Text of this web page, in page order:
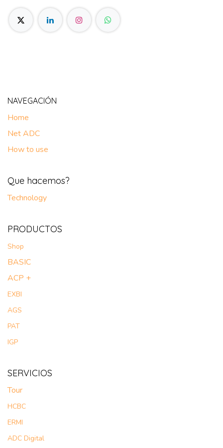
NAVEGACIÓN
Home
Net ADC
How to use
Que hacemos?
Technology
PRODUCTOS
Shop
BASIC
ACP +
EXBI
AGS
PAT
IGP
SERVICIOS
Tour​
HCBC
ERMI
ADC Digital